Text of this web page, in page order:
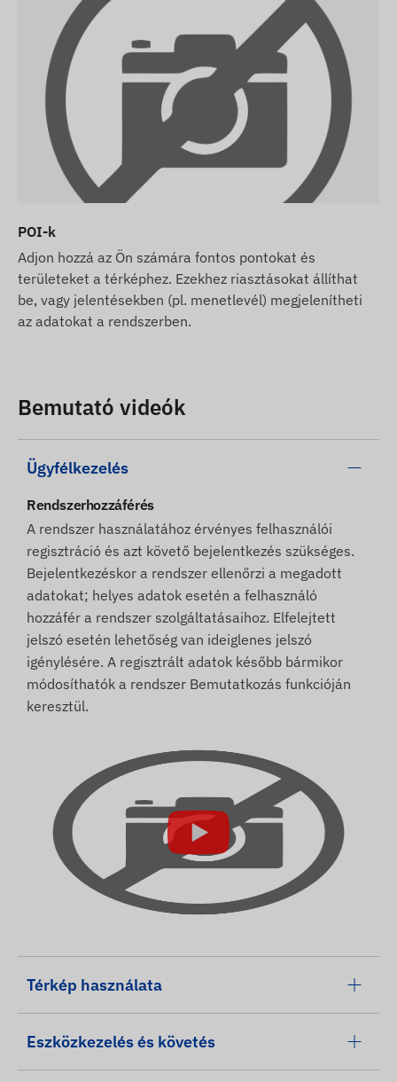
POI-k
Adjon hozzá az Ön számára fontos pontokat és
területeket a térképhez. Ezekhez riasztásokat állíthat
be, vagy jelentésekben (pl. menetlevél) megjelenítheti
az adatokat a rendszerben.
Bemutató videók
Ügyfélkezelés
Rendszerhozzáférés
A rendszer használatához érvényes felhasználói
regisztráció és azt követő bejelentkezés szükséges.
Bejelentkezéskor a rendszer ellenőrzi a megadott
adatokat; helyes adatok esetén a felhasználó
hozzáfér a rendszer szolgáltatásaihoz. Elfelejtett
jelszó esetén lehetőség van ideiglenes jelszó
igénylésére. A regisztrált adatok később bármikor
módosíthatók a rendszer Bemutatkozás funkcióján
keresztül.
Térkép használata
Eszközkezelés és követés